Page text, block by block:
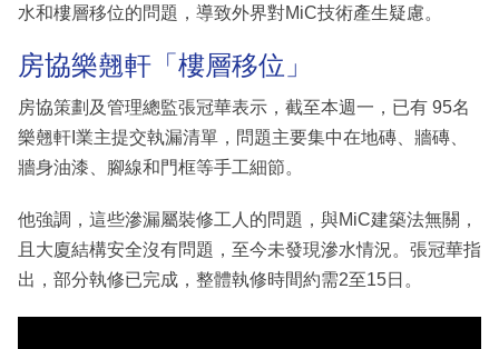
水和樓層移位的問題，導致外界對MiC技術產生疑慮。
房協樂翹軒「樓層移位」
房協策劃及管理總監張冠華表示，截至本週一，已有 95名
樂翹軒I業主提交執漏清單，問題主要集中在地磚、牆磚、
牆身油漆、腳線和門框等手工細節。
他強調，這些滲漏屬裝修工人的問題，與MiC建築法無關，
且大廈結構安全沒有問題，至今未發現滲水情況。張冠華指
出，部分執修已完成，整體執修時間約需2至15日。